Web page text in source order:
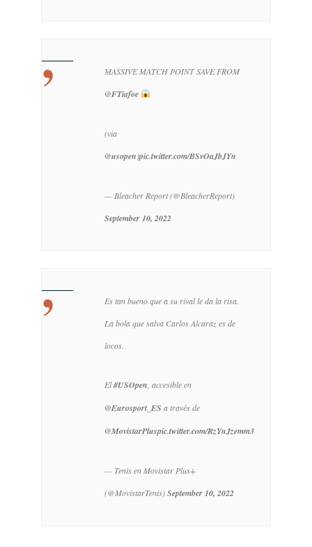
MASSIVE MATCH POINT SAVE FROM
@FTiafoe
(via
@usopen)pic.twitter.com/BSvOaJbJYn
— Bleacher Report (@BleacherReport)
September 10, 2022
Es tan bueno que a su rival le da la risa.
La bola que salva Carlos Alcaraz es de
locos.
El#USOpen , accesible en
@Eurosport_ESa través de
@MovistarPluspic.twitter.com/RzYnJzemm3
— Tenis en Movistar Plus+
(@MovistarTenis)September 10, 2022